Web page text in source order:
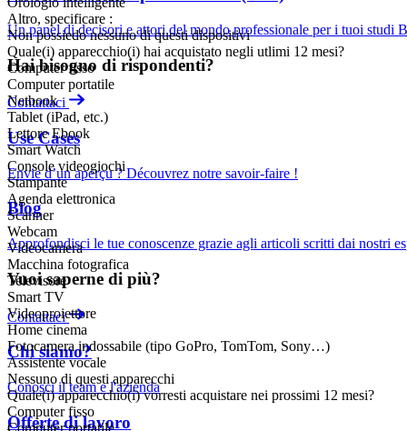
Un panel di decisori e attori del mondo professionale per i tuoi studi
Hai bisogno di rispondenti?
Contattaci
Use Cases
Envie d’un aperçu ? Découvrez notre savoir-faire !
Blog
Approfondisci le tue conoscenze grazie agli articoli scritti dai nostri
Vuoi saperne di più?
Contattaci
Chi siamo?
Conosci il team e l'azienda
Offerte di lavoro
Altro, specificare :
Non possiedo nessuno di questi dispositivi
Quale(i) apparecchio(i) hai acquistato negli utlimi 12 mesi?
Computer fisso
Computer portatile
Netbook
Tablet (iPad, etc.)
Lettore Ebook
Smart Watch
Console videogiochi
Stampante
Agenda elettronica
Scanner
Webcam
Videocamera
Macchina fotografica
Televisore
Smart TV
Videoproiettore
Home cinema
Fotocamera indossabile (tipo GoPro, TomTom, Sony…)
Assistente vocale
Nessuno di questi apparecchi
Quale(i) apparecchio(i) vorresti acquistare nei prossimi 12 mesi?
Computer fisso
Computer portatile